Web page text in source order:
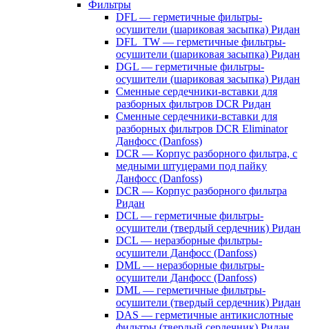
Фильтры
DFL — герметичные фильтры-
осушители (шариковая засыпка) Ридан
DFL_TW — герметичные фильтры-
осушители (шариковая засыпка) Ридан
DGL — герметичные фильтры-
осушители (шариковая засыпка) Ридан
Сменные сердечники-вставки для
разборных фильтров DCR Ридан
Сменные сердечники-вставки для
разборных фильтров DCR Eliminator
Данфосс (Danfoss)
DCR — Корпус разборного фильтра, с
медными штуцерами под пайку
Данфосс (Danfoss)
DCR — Корпус разборного фильтра
Ридан
DCL — герметичные фильтры-
осушители (твердый сердечник) Ридан
DCL — неразборные фильтры-
осушители Данфосс (Danfoss)
DML — неразборные фильтры-
осушители Данфосс (Danfoss)
DML — герметичные фильтры-
осушители (твердый сердечник) Ридан
DAS — герметичные антикислотные